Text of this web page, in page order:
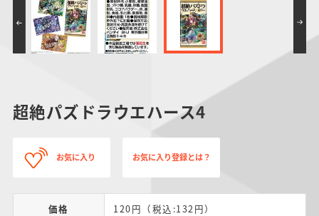
PROJECT R.E.D.・
スーパー戦隊シリー
ズ
ポケットモンスター
サンリオキャラクタ
つりグミ SMPシリーズ
超絶パズドラウエハース4
お気に入り お気に入り登録とは？
価格 120円（税込:132円）